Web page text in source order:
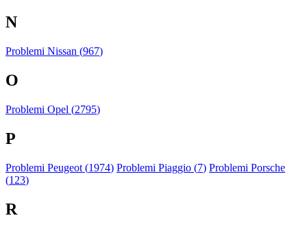
N
Problemi Nissan (967)
O
Problemi Opel (2795)
P
Problemi Peugeot (1974) Problemi Piaggio (7) Problemi Porsche
(123)
R